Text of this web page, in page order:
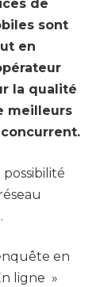
de
sont
en
la qualité
meilleurs
en
ligne »